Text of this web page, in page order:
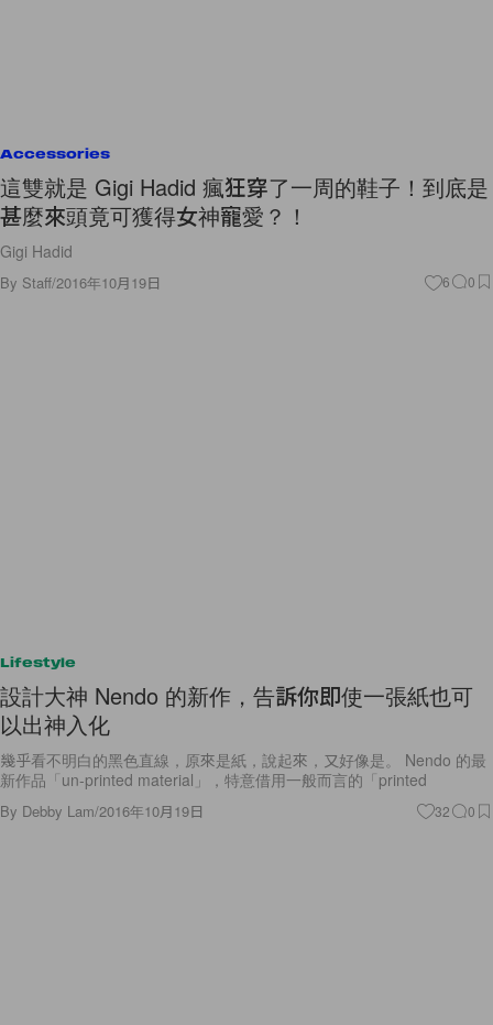
Accessories
這雙就是 Gigi Hadid 瘋狂穿了一周的鞋子！到底是
甚麼來頭竟可獲得女神寵愛？！
Gigi Hadid
By Staff/2016年10月19日 6 0
Lifestyle
設計大神 Nendo 的新作，告訴你即使一張紙也可
以出神入化
幾乎看不明白的黑色直線，原來是紙，說起來，又好像是。 Nendo 的最
新作品「un-printed material」，特意借用一般而言的「printed
By Debby Lam/2016年10月19日 32 0